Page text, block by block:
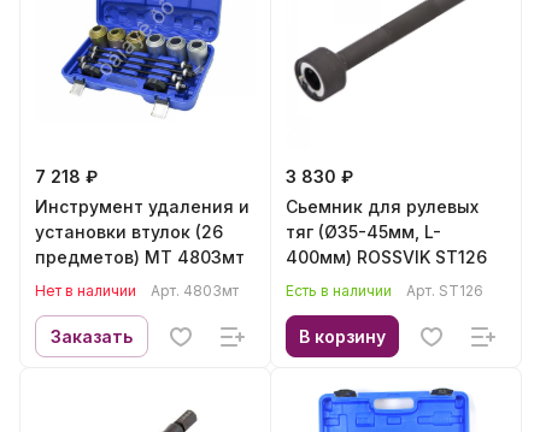
7 218 ₽
Инструмент удаления и
установки втулок (26
предметов) МТ 4803мт
Нет в наличии Арт. 4803мт
Заказать
3 830 ₽
Сьемник для рулевых
тяг (Ø35-45мм, L-
400мм) ROSSVIK ST126
Есть в наличии Арт. ST126
В корзину